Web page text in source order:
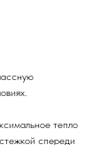
тепло
спереди